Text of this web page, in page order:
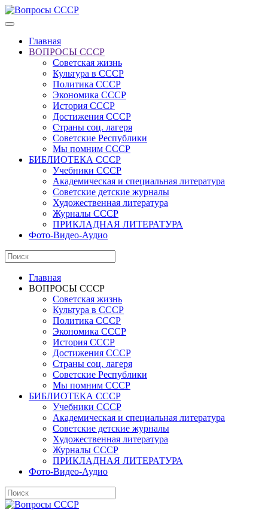
Главная
ВОПРОСЫ СССР
Советская жизнь
Культура в СССР
Политика СССР
Экономика СССР
История СССР
Достижения СССР
Страны соц. лагеря
Советские Республики
Мы помним СССР
БИБЛИОТЕКА СССР
Учебники СССР
Академическая и специальная литература
Советские детские журналы
Художественная литература
Журналы СССР
ПРИКЛАДНАЯ ЛИТЕРАТУРА
Фото-Видео-Аудио
Главная
ВОПРОСЫ СССР
Советская жизнь
Культура в СССР
Политика СССР
Экономика СССР
История СССР
Достижения СССР
Страны соц. лагеря
Советские Республики
Мы помним СССР
БИБЛИОТЕКА СССР
Учебники СССР
Академическая и специальная литература
Советские детские журналы
Художественная литература
Журналы СССР
ПРИКЛАДНАЯ ЛИТЕРАТУРА
Фото-Видео-Аудио